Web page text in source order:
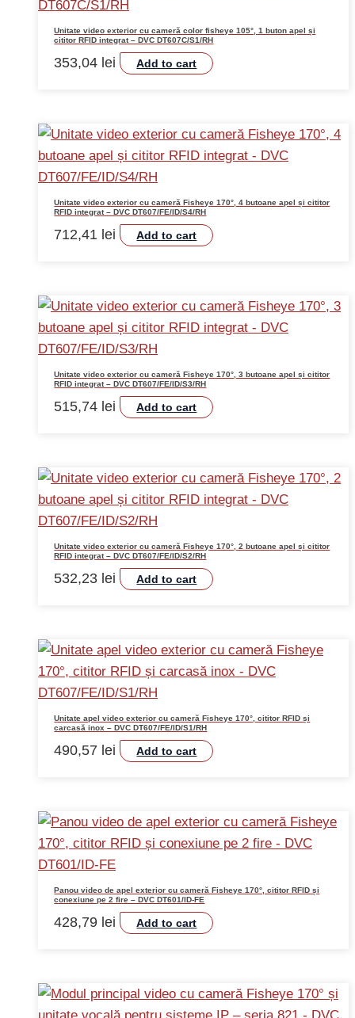
Unitate video exterior cu cameră color fisheye 105°, 1 buton apel și
cititor RFID integrat – DVC DT607C/S1/RH
353,04 lei Add to cart
Unitate video exterior cu cameră Fisheye 170°, 4 butoane apel și cititor
RFID integrat – DVC DT607/FE/ID/S4/RH
712,41 lei Add to cart
Unitate video exterior cu cameră Fisheye 170°, 3 butoane apel și cititor
RFID integrat – DVC DT607/FE/ID/S3/RH
515,74 lei Add to cart
Unitate video exterior cu cameră Fisheye 170°, 2 butoane apel și cititor
RFID integrat – DVC DT607/FE/ID/S2/RH
532,23 lei Add to cart
Unitate apel video exterior cu cameră Fisheye 170°, cititor RFID și
carcasă inox – DVC DT607/FE/ID/S1/RH
490,57 lei Add to cart
Panou video de apel exterior cu cameră Fisheye 170°, cititor RFID și
conexiune pe 2 fire – DVC DT601/ID-FE
428,79 lei Add to cart